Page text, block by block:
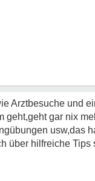
Arztbesuche und
geht,geht gar nix
usw,das
über hilfreiche Tips